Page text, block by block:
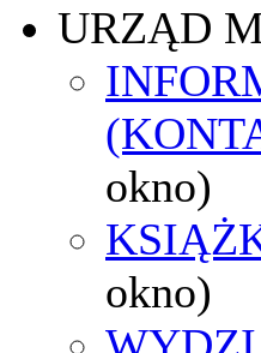
URZĄD
okno)
okno)